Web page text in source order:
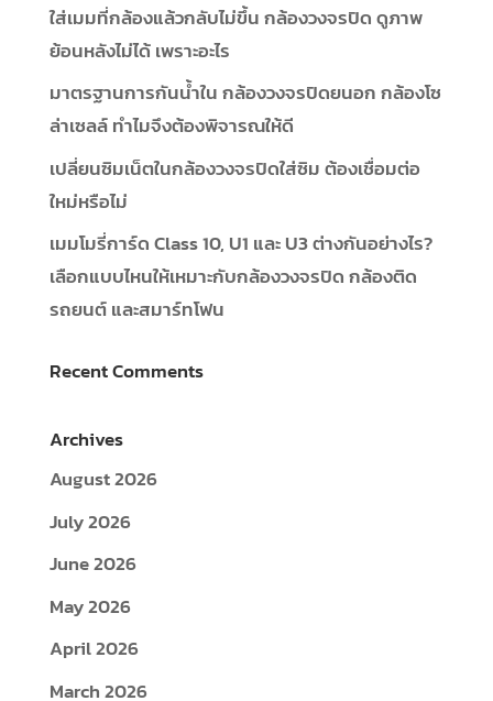
ใส่เมมที่กล้องแล้วกลับไม่ขึ้น กล้องวงจรปิด ดูภาพ
ย้อนหลังไม่ได้ เพราะอะไร
มาตรฐานการกันน้ำใน กล้องวงจรปิดยนอก กล้องโซ
ล่าเซลล์ ทำไมจึงต้องพิจารณให้ดี
เปลี่ยนซิมเน็ตในกล้องวงจรปิดใส่ซิม ต้องเชื่อมต่อ
ใหม่หรือไม่
เมมโมรี่การ์ด Class 10, U1 และ U3 ต่างกันอย่างไร?
เลือกแบบไหนให้เหมาะกับกล้องวงจรปิด กล้องติด
รถยนต์ และสมาร์ทโฟน
Recent Comments
Archives
August 2026
July 2026
June 2026
May 2026
April 2026
March 2026